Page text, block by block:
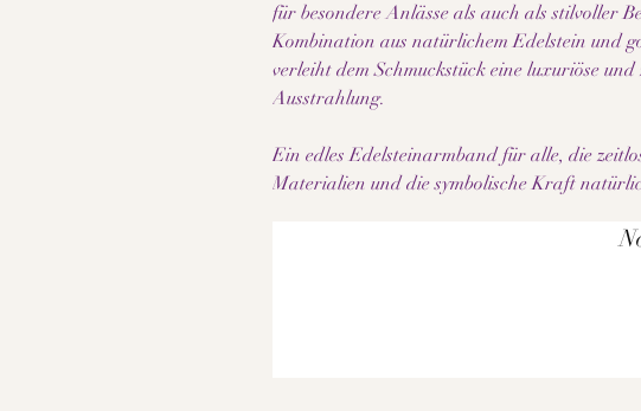
für besondere Anlässe als auch als stilvoller
Kombination aus natürlichem Edelstein und
verleiht dem Schmuckstück eine luxuriöse und
Ausstrahlung.
Ein edles Edelsteinarmband für alle, die
Materialien und die symbolische Kraft